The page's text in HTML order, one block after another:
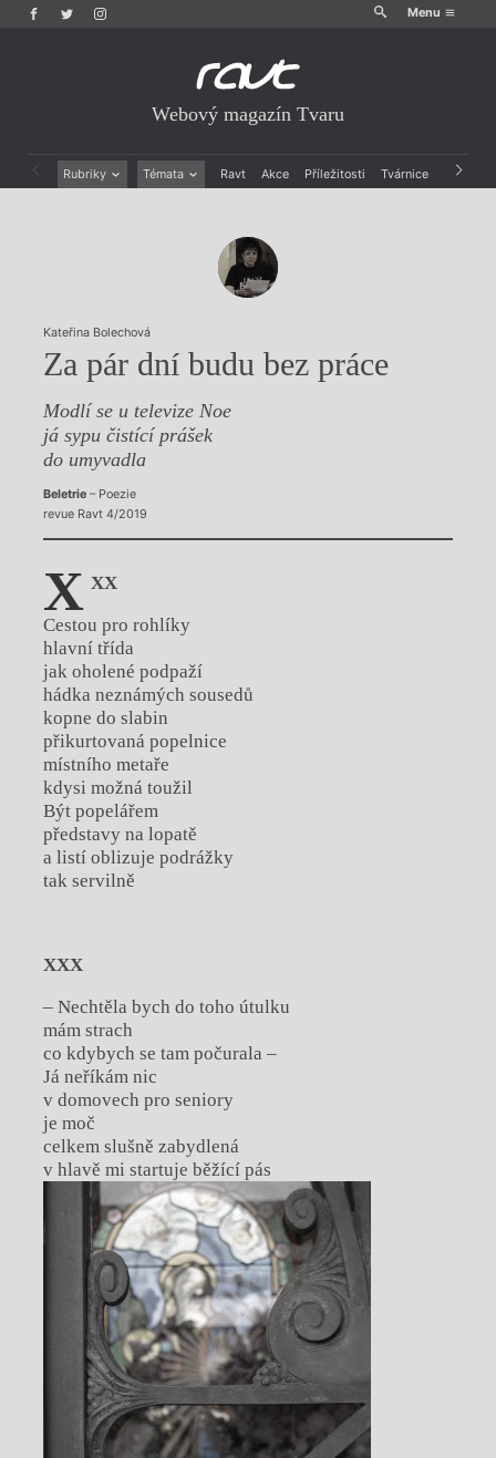
Menu
Webový magazín Tvaru
Rubriky Témata Ravt Akce Příležitosti Tvárnice Archiv
Kateřina Bolechová
Za pár dní budu bez práce
Modlí se u televize Noe
já sypu čistící prášek
do umyvadla
Beletrie– Poezie
revue Ravt 4/2019
X XX
Cestou pro rohlíky
hlavní třída
jak oholené podpaží
hádka neznámých sousedů
kopne do slabin
přikurtovaná popelnice
místního metaře
kdysi možná toužil
Být popelářem
představy na lopatě
a listí oblizuje podrážky
tak servilně
XXX
– Nechtěla bych do toho útulku
mám strach
co kdybych se tam počurala –
Já neříkám nic
v domovech pro seniory
je moč
celkem slušně zabydlená
v hlavě mi startuje běžící pás